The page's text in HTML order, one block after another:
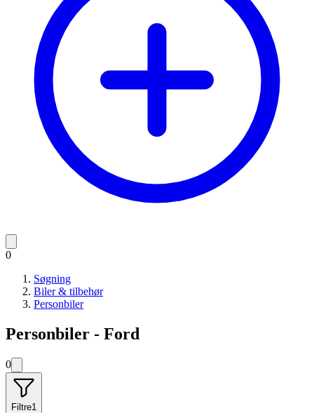
0
Søgning
Biler & tilbehør
Personbiler
Personbiler - Ford
0
Filtre1